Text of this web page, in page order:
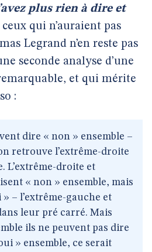
plus rien à dire et
ceux qui n’auraient pas
Legrand n’en reste pas
seconde analyse d’une
et qui mérite
:
dire « non » ensemble –
retrouve l’extrême-droite
L’extrême-droite et
« non » ensemble, mais
– l’extrême-gauche et
leur pré carré. Mais
ils ne peuvent pas dire
» ensemble, ce serait